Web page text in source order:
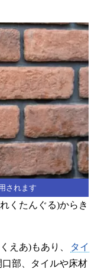
されます
くたんぐる)からき
えあ)もあり、
タイ
部、タイルや床材